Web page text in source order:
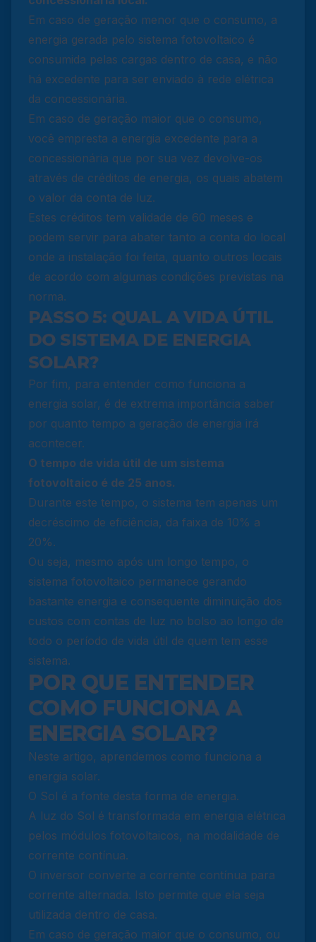
Em caso de geração menor que o consumo, a
energia gerada pelo sistema fotovoltaico é
consumida pelas cargas dentro de casa, e não
há excedente para ser enviado à rede elétrica
da concessionária.
Em caso de geração maior que o consumo,
você empresta a energia excedente para a
concessionária que por sua vez devolve-os
através de créditos de energia, os quais abatem
o valor da conta de luz.
Estes créditos tem validade de 60 meses e
podem servir para abater tanto a conta do local
onde a instalação foi feita, quanto outros locais
de acordo com algumas condições previstas na
norma.
PASSO 5: QUAL A VIDA ÚTIL
DO SISTEMA DE ENERGIA
SOLAR?
Por fim, para entender como funciona a
energia solar, é de extrema importância saber
por quanto tempo a geração de energia irá
acontecer.
O tempo de vida útil de um sistema
fotovoltaico é de 25 anos.
Durante este tempo, o sistema tem apenas um
decréscimo de eficiência, da faixa de 10% a
20%.
Ou seja, mesmo após um longo tempo, o
sistema fotovoltaico permanece gerando
bastante energia e consequente diminuição dos
custos com contas de luz no bolso ao longo de
todo o período de vida útil de quem tem esse
sistema.
POR QUE ENTENDER
COMO FUNCIONA A
ENERGIA SOLAR?
Neste artigo, aprendemos como funciona a
energia solar.
O Sol é a fonte desta forma de energia.
A luz do Sol é transformada em energia elétrica
pelos módulos fotovoltaicos, na modalidade de
corrente contínua.
O inversor converte a corrente contínua para
corrente alternada. Isto permite que ela seja
utilizada dentro de casa.
Em caso de geração maior que o consumo, ou